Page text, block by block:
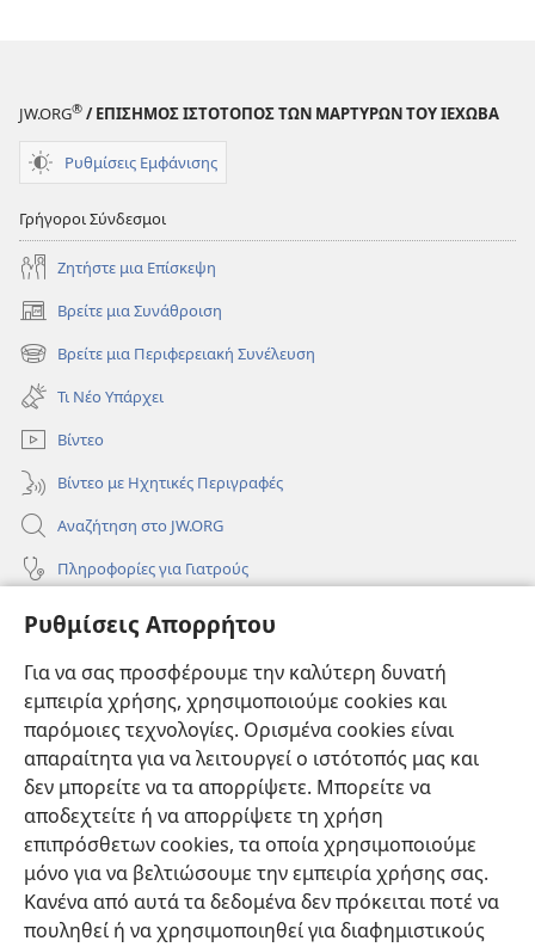
Ρυθμίσεις Απορρήτου
Για να σας προσφέρουμε την καλύτερη δυνατή
εμπειρία χρήσης, χρησιμοποιούμε cookies και
παρόμοιες τεχνολογίες. Ορισμένα cookies είναι
απαραίτητα για να λειτουργεί ο ιστότοπός μας και
δεν μπορείτε να τα απορρίψετε. Μπορείτε να
αποδεχτείτε ή να απορρίψετε τη χρήση
επιπρόσθετων cookies, τα οποία χρησιμοποιούμε
μόνο για να βελτιώσουμε την εμπειρία χρήσης σας.
Κανένα από αυτά τα δεδομένα δεν πρόκειται ποτέ να
πουληθεί ή να χρησιμοποιηθεί για διαφημιστικούς
JW.ORG® / ΕΠΙΣΗΜΟΣ ΙΣΤΟΤΟΠΟΣ ΤΩΝ ΜΑΡΤΥΡΩΝ ΤΟΥ ΙΕΧΩΒΑ
Ρυθμίσεις Εμφάνισης
Γρήγοροι Σύνδεσμοι
Ζητήστε μια Επίσκεψη
Βρείτε μια Συνάθροιση
(ανοίγει
νέο
παράθυρο)
Βρείτε μια Περιφερειακή Συνέλευση
(ανοίγει
νέο
παράθυρο)
Τι Νέο Υπάρχει
Βίντεο
Βίντεο με Ηχητικές Περιγραφές
Αναζήτηση στο JW.ORG
Πληροφορίες για Γιατρούς
Πληροφορίες για Επίσημους Φορείς και ΜΜΕ
Συνεισφορές
(ανοίγει
παράθυρο)ΔΙΑΔΙΚΤΥΑΚΗ ΒΙΒΛΙΟΘΗΚΗ της Σκοπιάς™
(ανοίγει
νέο
παράθυρο)
JW Hub ®
(ανοίγει
νέο
παράθυρο)JW Library®
Βιβλιοθήκη της Σκοπιάς